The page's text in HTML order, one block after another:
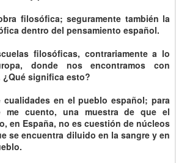
filosófica; seguramente también la
dentro del pensamiento español.
filosóficas, contrariamente a lo
donde nos encontramos con
significa esto?
cualidades en el pueblo español; para
me cuento, una muestra de que el
en España, no es cuestión de núcleos
se encuentra diluido en la sangre y en